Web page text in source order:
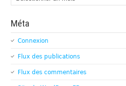
Méta
Connexion
Flux des publications
Flux des commentaires